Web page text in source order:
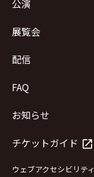
公演
展覧会
配信
FAQ
お知らせ
チケットガイド launch
ウェブアクセシビリティ